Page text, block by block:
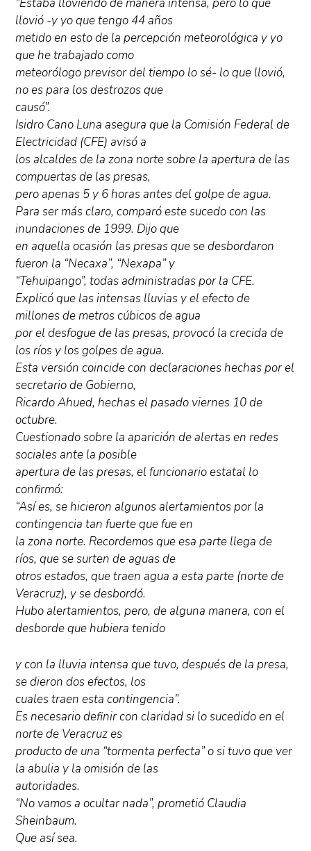
llovió -y yo que tengo 44 años
metido en esto de la percepción meteorológica y yo
que he trabajado como
meteorólogo previsor del tiempo lo sé- lo que llovió,
no es para los destrozos que
causó”.
Isidro Cano Luna asegura que la Comisión Federal de
Electricidad (CFE) avisó a
los alcaldes de la zona norte sobre la apertura de las
compuertas de las presas,
pero apenas 5 y 6 horas antes del golpe de agua.
Para ser más claro, comparó este sucedo con las
inundaciones de 1999. Dijo que
en aquella ocasión las presas que se desbordaron
fueron la “Necaxa”, “Nexapa” y
“Tehuipango”, todas administradas por la CFE.
Explicó que las intensas lluvias y el efecto de
millones de metros cúbicos de agua
por el desfogue de las presas, provocó la crecida de
los ríos y los golpes de agua.
Esta versión coincide con declaraciones hechas por el
secretario de Gobierno,
Ricardo Ahued, hechas el pasado viernes 10 de
octubre.
Cuestionado sobre la aparición de alertas en redes
sociales ante la posible
apertura de las presas, el funcionario estatal lo
confirmó:
“Así es, se hicieron algunos alertamientos por la
contingencia tan fuerte que fue en
la zona norte. Recordemos que esa parte llega de
ríos, que se surten de aguas de
otros estados, que traen agua a esta parte (norte de
Veracruz), y se desbordó.
Hubo alertamientos, pero, de alguna manera, con el
desborde que hubiera tenido
y con la lluvia intensa que tuvo, después de la presa,
se dieron dos efectos, los
cuales traen esta contingencia”.
Es necesario definir con claridad si lo sucedido en el
norte de Veracruz es
producto de una “tormenta perfecta” o si tuvo que ver
la abulia y la omisión de las
autoridades.
“No vamos a ocultar nada”, prometió Claudia
Sheinbaum.
Que así sea.